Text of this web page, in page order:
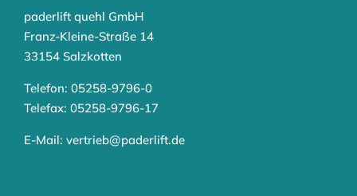
paderlift quehl GmbH
Franz-Kleine-Straße 14
33154 Salzkotten
Telefon: 05258-9796-0
Telefax: 05258-9796-17
E-Mail: vertrieb@paderlift.de